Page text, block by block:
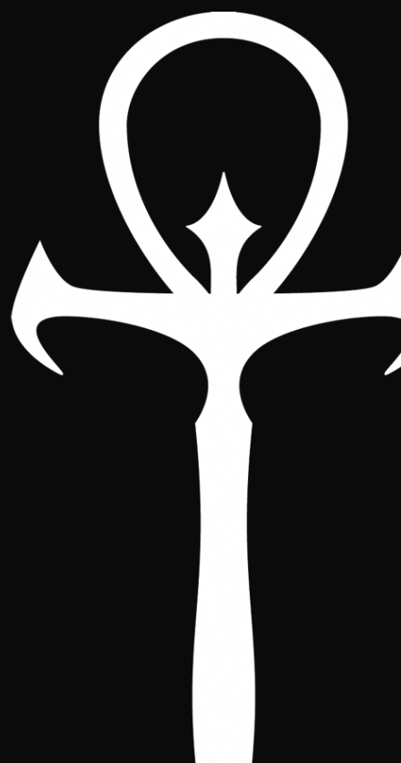
Bienvenido a mi casa
Entra libremente y por tu propia
voluntad. Si has venido hasta aquí
es porque juegas a V:TES y alguien
te habló de nosotros. Somos una
asociación legalmente constituida
a cuyos miembros nos une la
pasión por este singular juego de
cartas. Estas son las normas que
rigen nuestra comunidad. Tienes el
derecho a conocerlas y el deber de
Primera Tradición:
Tus datos personales no serán
compartidos con nadie y son para uso
interno del Cónclave. Únicamente los
socios activos tendrán acceso a los datos
relativos a la asociación (estado de las
cuentas, estatutos, actas, reuniones y otros
documentos internos).
Segunda Tradición: